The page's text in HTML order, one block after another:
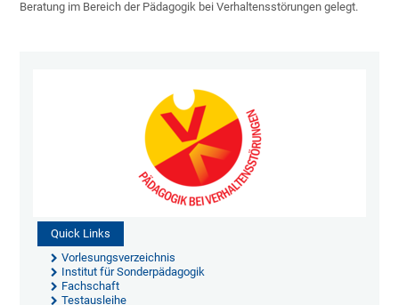
Beratung im Bereich der Pädagogik bei Verhaltensstörungen gelegt.
Quick Links
Vorlesungsverzeichnis
Institut für Sonderpädagogik
Fachschaft
Testausleihe